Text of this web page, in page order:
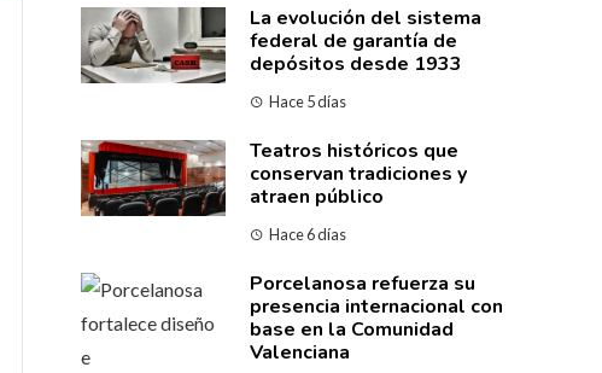
La evolución del sistema
federal de garantía de
depósitos desde 1933
Hace 5 días
Teatros históricos que
conservan tradiciones y
atraen público
Hace 6 días
Porcelanosa refuerza su
presencia internacional con
base en la Comunidad
Valenciana